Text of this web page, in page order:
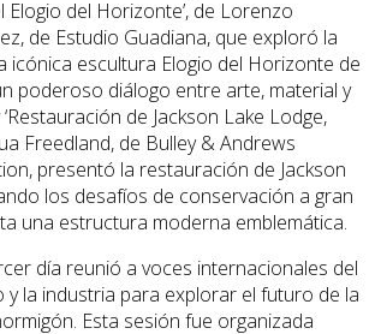
Elogio del Horizonte’, de Lorenzo
de Estudio Guadiana, que exploró la
icónica escultura Elogio del Horizonte de
poderoso diálogo entre arte, material y
de Jackson Lake Lodge,
Freedland, de Bulley & Andrews
presentó la restauración de Jackson
los desafíos de conservación a gran
una estructura moderna emblemática.
día reunió a voces internacionales del
y la industria para explorar el futuro de la
Esta sesión fue organizada